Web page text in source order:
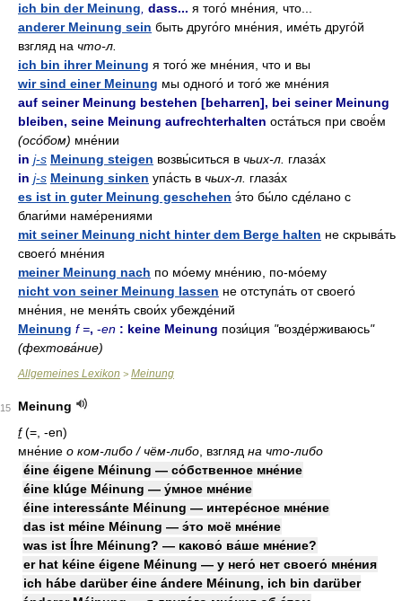
ich bin der Meinung dass... я того́ мне́ния что...
anderer Meinung sein быть друго́го мне́ния, име́ть друго́й
взгляд на что-л.
ich bin ihrer Meinung я того́ же мне́ния, что и вы
wir sind einer Meinung мы одного́ и того́ же мне́ния
auf seiner Meinung bestehen [beharren], bei seiner Meinung
bleiben, seine Meinung aufrechterhalten оста́ться при своё́м
(осо́бом) мне́нии
in j-s Meinung steigen возвы́ситься в чьих-л. глаза́х
in j-s Meinung sinken упа́сть в чьих-л. глаза́х
es ist in guter Meinung geschehen э́то бы́ло сде́лано с
благи́ми наме́рениями
mit seiner Meinung nicht hinter dem Berge halten не скрыва́ть
своего́ мне́ния
meiner Meinung nach по мо́ему мне́нию, по-мо́ему
nicht von seiner Meinung lassen не отступа́ть от своего́
мне́ния, не меня́ть свои́х убежде́ний
Meinung f =, -en : keine Meinung пози́ция "возде́рживаюсь"
(фехтова́ние)
Allgemeines Lexikon > Meinung
15
Meinung
f(=, -en)
мне́ние о ком-либо / чём-либо , взгляд на что-либо
éine éigene Méinung — со́бственное мне́ние
éine klúge Méinung — у́мное мне́ние
éine interessánte Méinung — интере́сное мне́ние
das ist méine Méinung — э́то моё мне́ние
was ist Íhre Méinung? — каково́ ва́ше мне́ние?
er hat kéine éigene Méinung — у него́ нет своего́ мне́ния
ich hábe darüber éine ándere Méinung, ich bin darüber